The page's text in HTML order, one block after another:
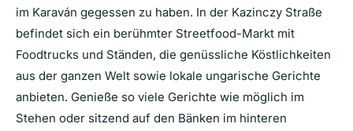
im Karaván gegessen zu haben. In der Kazinczy Straße
befindet sich ein berühmter Streetfood-Markt mit
Foodtrucks und Ständen, die genüssliche Köstlichkeiten
aus der ganzen Welt sowie lokale ungarische Gerichte
anbieten. Genieße so viele Gerichte wie möglich im
Stehen oder sitzend auf den Bänken im hinteren